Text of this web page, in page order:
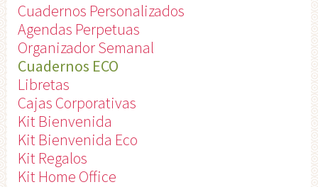
Cuadernos Personalizados
Agendas Perpetuas
Organizador Semanal
Cuadernos ECO
Libretas
Cajas Corporativas
Kit Bienvenida
Kit Bienvenida Eco
Kit Regalos
Kit Home Office